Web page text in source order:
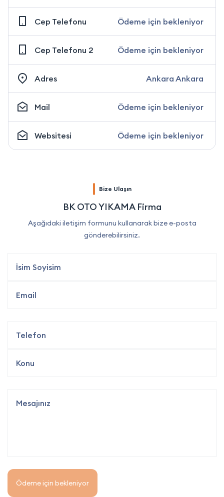
Cep Telefonu Ödeme için bekleniyor
Cep Telefonu 2 Ödeme için bekleniyor
Adres Ankara Ankara
Mail Ödeme için bekleniyor
Websitesi Ödeme için bekleniyor
Bize Ulaşın
BK OTO YIKAMA Firma
Aşağıdaki iletişim formunu kullanarak bize e-posta
gönderebilirsiniz.
Ödeme için bekleniyor